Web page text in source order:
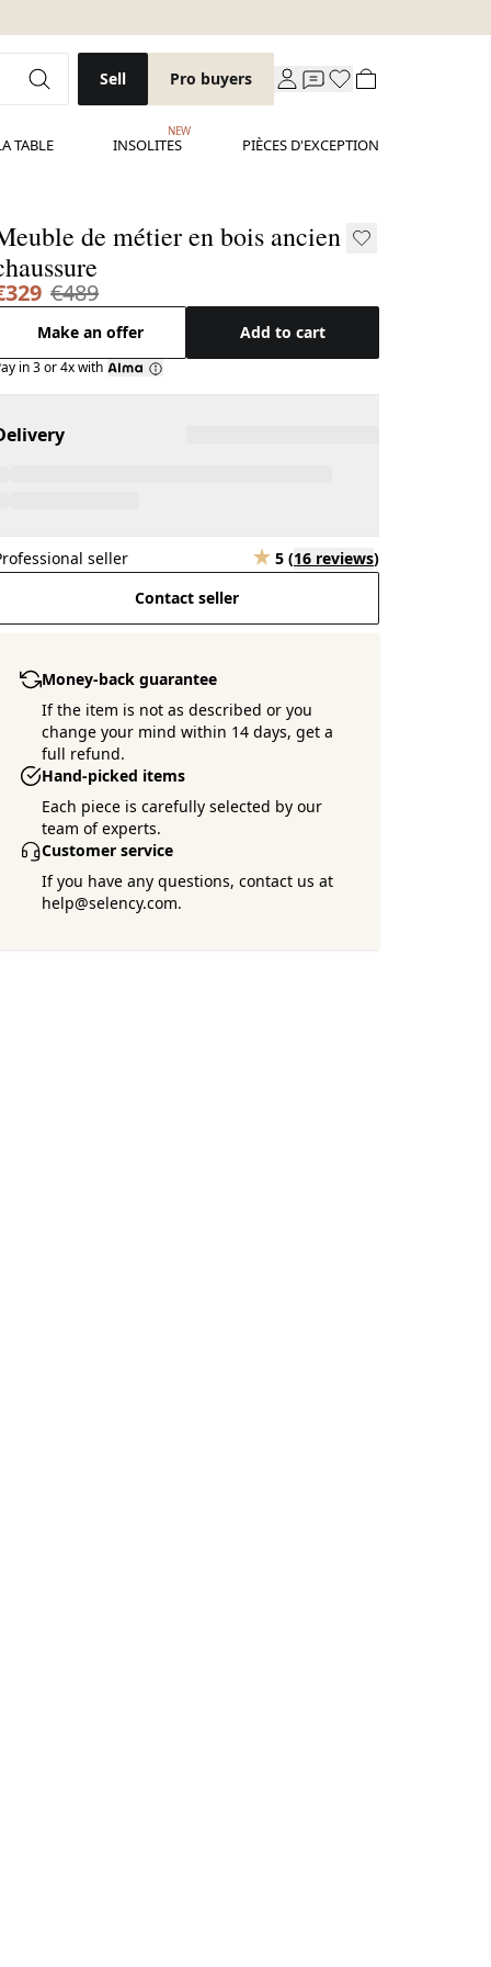
Sell Pro buyers
TABLE INSOLITES
NEW
PIÈCES D'EXCEPTION
de métier en bois ancien
€489
Make an offer Add to cart
in 3 or 4x with
seller 5 (16 reviews)
Contact seller
Money-back guarantee
If the item is not as described or you
change your mind within 14 days, get a
full refund.
Hand-picked items
Each piece is carefully selected by our
team of experts.
Customer service
If you have any questions, contact us at
help@selency.com.